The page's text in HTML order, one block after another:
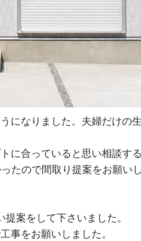
になりました。夫婦だけの
に合っていると思い相談す
たので間取り提案をお願いし
案をして下さいました。
事をお願いしました。